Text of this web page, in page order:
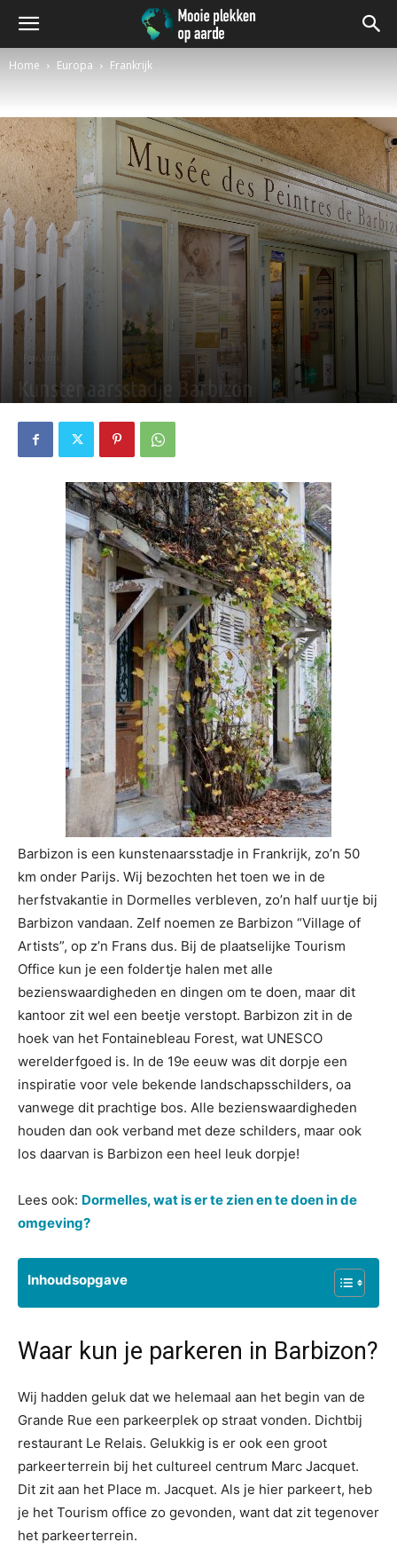
Home Europa Frankrijk
Frankrijk
Kunstenaarsstadje Barbizon
Barbizon is een kunstenaarsstadje in Frankrijk, zo’n 50
km onder Parijs. Wij bezochten het toen we in de
herfstvakantie in Dormelles verbleven, zo’n half uurtje bij
Barbizon vandaan. Zelf noemen ze Barbizon “Village of
Artists”, op z’n Frans dus. Bij de plaatselijke Tourism
Office kun je een foldertje halen met alle
bezienswaardigheden en dingen om te doen, maar dit
kantoor zit wel een beetje verstopt. Barbizon zit in de
hoek van het Fontainebleau Forest, wat UNESCO
werelderfgoed is. In de 19e eeuw was dit dorpje een
inspiratie voor vele bekende landschapsschilders, oa
vanwege dit prachtige bos. Alle bezienswaardigheden
houden dan ook verband met deze schilders, maar ook
los daarvan is Barbizon een heel leuk dorpje!
Lees ook: Dormelles, wat is er te zien en te doen in de
omgeving?
Inhoudsopgave
Waar kun je parkeren in Barbizon?
Wij hadden geluk dat we helemaal aan het begin van de
Grande Rue een parkeerplek op straat vonden. Dichtbij
restaurant Le Relais. Gelukkig is er ook een groot
parkeerterrein bij het cultureel centrum Marc Jacquet.
Dit zit aan het Place m. Jacquet. Als je hier parkeert, heb
je het Tourism office zo gevonden, want dat zit tegenover
het parkeerterrein.